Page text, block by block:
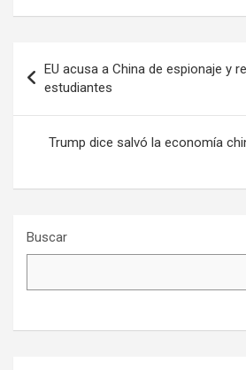
de
entradas
EU acusa a China de espionaje y
estudiantes
Trump dice salvó la economía
Buscar